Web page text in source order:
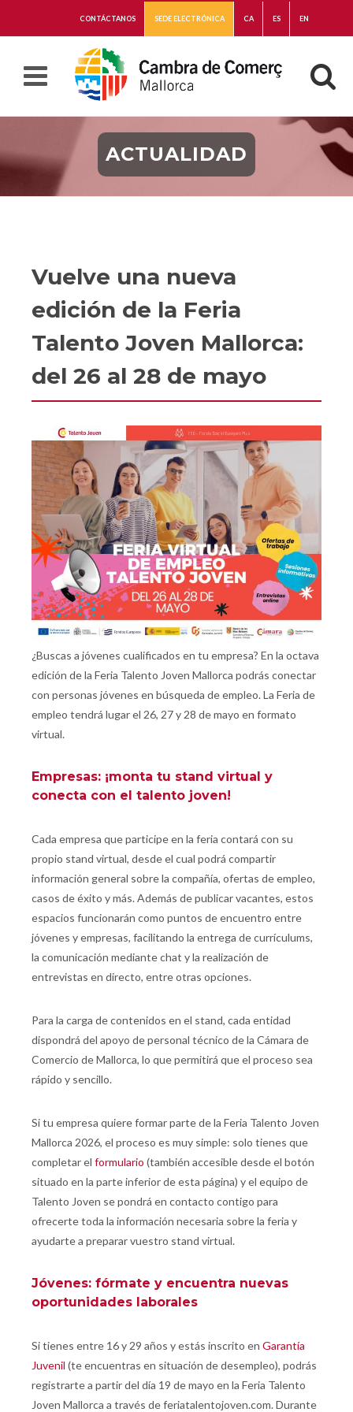
CONTÁCTANOS SEDE ELECTRÓNICA CA ES EN
ACTUALIDAD
Vuelve una nueva
edición de la Feria
Talento Joven Mallorca:
del 26 al 28 de mayo
¿Buscas a jóvenes cualificados en tu empresa? En la octava
edición de la Feria Talento Joven Mallorca podrás conectar
con personas jóvenes en búsqueda de empleo. La Feria de
empleo tendrá lugar el 26, 27 y 28 de mayo en formato
virtual.
Empresas: ¡monta tu stand virtual y
conecta con el talento joven!
Cada empresa que participe en la feria contará con su
propio stand virtual, desde el cual podrá compartir
información general sobre la compañía, ofertas de empleo,
casos de éxito y más. Además de publicar vacantes, estos
espacios funcionarán como puntos de encuentro entre
jóvenes y empresas, facilitando la entrega de currículums,
la comunicación mediante chat y la realización de
entrevistas en directo, entre otras opciones.
Para la carga de contenidos en el stand, cada entidad
dispondrá del apoyo de personal técnico de la Cámara de
Comercio de Mallorca, lo que permitirá que el proceso sea
rápido y sencillo.
Si tu empresa quiere formar parte de la Feria Talento Joven
Mallorca 2026, el proceso es muy simple: solo tienes que
completar el formulario (también accesible desde el botón
situado en la parte inferior de esta página) y el equipo de
Talento Joven se pondrá en contacto contigo para
ofrecerte toda la información necesaria sobre la feria y
ayudarte a preparar vuestro stand virtual.
Jóvenes: fórmate y encuentra nuevas
oportunidades laborales
Si tienes entre 16 y 29 años y estás inscrito en Garantía
Juvenil (te encuentras en situación de desempleo), podrás
registrarte a partir del día 19 de mayo en la Feria Talento
Joven Mallorca a través de feriatalentojoven.com. Durante